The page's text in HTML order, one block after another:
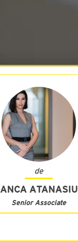
de
ANCA ATANASIU
Senior Associate